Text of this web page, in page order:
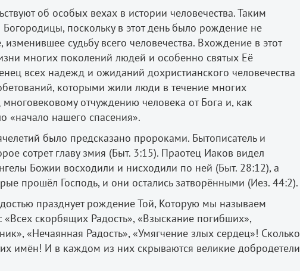
об особых вехах в истории человечества. Таким
поскольку в этот день было рождение не
судьбу всего человечества. Вхождение в этот
многих поколений людей и особенно святых Её
всех надежд и ожиданий дохристианского человечества
которыми жили люди в течение многих
отчуждению человека от Бога и, как
«начало нашего спасения».
было предсказано пророками. Бытописатель и
сотрет главу змия (Быт. 3:15). Праотец Иаков видел
Божии восходили и нисходили по ней (Быт. 28:12), а
прошёл Господь, и они остались затворёнными (Иез. 44:2).
празднует рождение Той, Которую мы называем
скорбящих Радость», «Взыскание погибших»,
«Нечаянная Радость», «Умягчение злых сердец»! Сколько
имён! И в каждом из них скрываются великие добродетели